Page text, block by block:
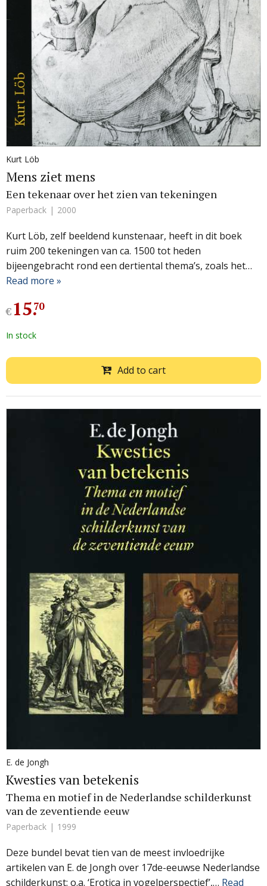
Kurt Löb
Mens ziet mens
Een tekenaar over het zien van tekeningen
Paperback 2000
Kurt Löb, zelf beeldend kunstenaar, heeft in dit boek
ruim 200 tekeningen van ca. 1500 tot heden
bijeengebracht rond een dertiental thema’s, zoals het…
Read more »
€15.
70
In stock
Add to cart
E. de Jongh
Kwesties van betekenis
Thema en motief in de Nederlandse schilderkunst
van de zeventiende eeuw
Paperback 1999
Deze bundel bevat tien van de meest invloedrijke
artikelen van E. de Jongh over 17de-eeuwse Nederlandse
schilderkunst: o.a. ‘Erotica in vogelperspectief’,… Read